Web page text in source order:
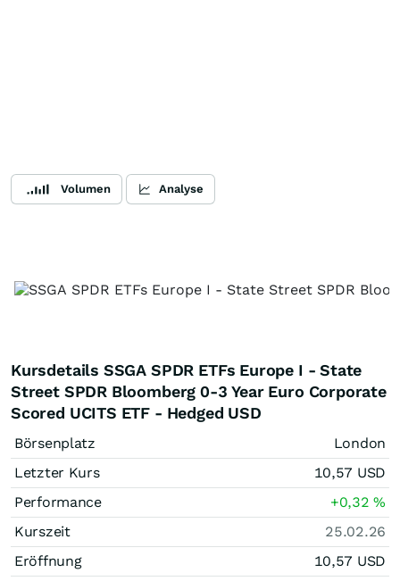
Volumen Analyse
Kursdetails SSGA SPDR ETFs Europe I - State
Street SPDR Bloomberg 0-3 Year Euro Corporate
Scored UCITS ETF - Hedged USD
Börsenplatz
London
Letzter Kurs
10,57 USD
Performance
+0,32%
Kurszeit
25.02.26
Eröffnung
10,57 USD